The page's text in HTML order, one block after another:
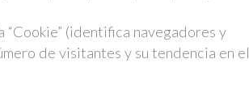
(identifica navegadores y
de visitantes y su tendencia en el